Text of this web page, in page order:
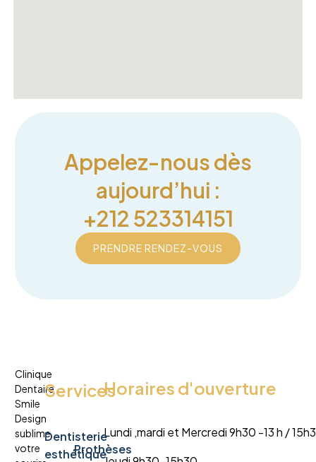
Appelez-nous dès
aujourd’hui :
+212 523314151
PRENDRE RENDEZ-VOUS
Clinique
Dentaire
Smile
Design
sublime
votre
Services
Dentisterie
esthétique
Prothèses
Horaires d'ouverture
Lundi ,mardi et Mercredi 9h30 -13 h /